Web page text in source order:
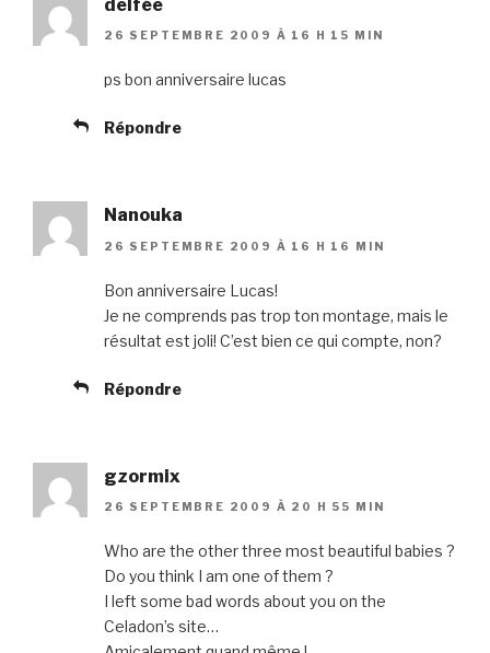
delfée
26 SEPTEMBRE 2009 À 16 H 15 MIN
ps bon anniversaire lucas
Répondre
Nanouka
26 SEPTEMBRE 2009 À 16 H 16 MIN
Bon anniversaire Lucas!
Je ne comprends pas trop ton montage, mais le
résultat est joli! C’est bien ce qui compte, non?
Répondre
gzormix
26 SEPTEMBRE 2009 À 20 H 55 MIN
Who are the other three most beautiful babies ?
Do you think I am one of them ?
I left some bad words about you on the
Celadon’s site…